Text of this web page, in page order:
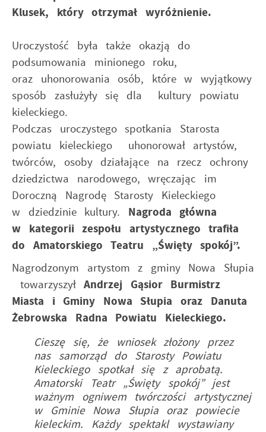
Klusek, który otrzymał wyróżnienie.
Uroczystość była także okazją do
podsumowania minionego roku,
oraz uhonorowania osób, które w wyjątkowy
sposób zasłużyły się dla kultury powiatu
kieleckiego.
Podczas uroczystego spotkania Starosta
powiatu kieleckiego uhonorował artystów,
twórców, osoby działające na rzecz ochrony
dziedzictwa narodowego, wręczając im
Doroczną Nagrodę Starosty Kieleckiego
w dziedzinie kultury. Nagroda główna
w kategorii zespołu artystycznego trafiła
do Amatorskiego Teatru „Święty spokój”.
Nagrodzonym artystom z gminy Nowa Słupia
towarzyszyłAndrzej Gąsior Burmistrz
Miasta i Gminy Nowa Słupia oraz Danuta
Żebrowska Radna Powiatu Kieleckiego.
Cieszę się, że wniosek złożony przez
nas samorząd do Starosty Powiatu
Kieleckiego spotkał się z aprobatą.
Amatorski Teatr „Święty spokój” jest
ważnym ogniwem twórczości artystycznej
w Gminie Nowa Słupia oraz powiecie
kieleckim. Każdy spektakl wystawiany
pliki cookies gwarantuje dostępność wszystkich
funkcjonalności.
Promocyjne pliki cookies służą do prezentowania Ci
naszych komunikatów na podstawie analizy Twoich
przeglądanej witryny internetowej. Treści promocyjne
mogą pojawić się na stronach podmiotów trzecich
lub firm będących naszymi partnerami oraz innych
dostawców usług. Firmy te działają w charakterze
pośredników prezentujących nasze treści w postaci
wiadomości, ofert, komunikatów mediów
społecznościowych.
Więcej